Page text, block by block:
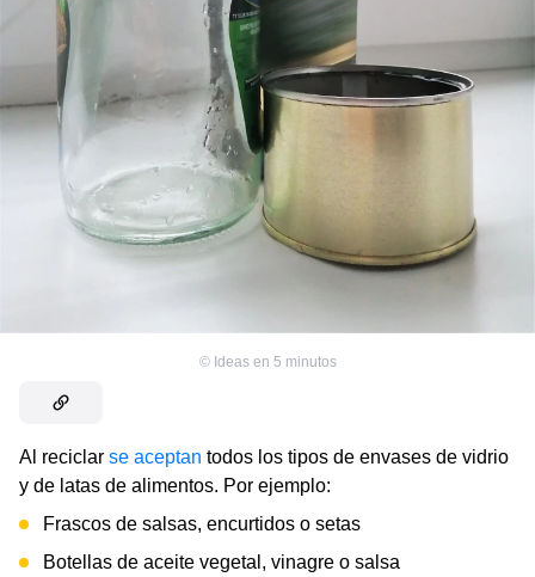
© Ideas en 5 minutos
Al reciclar se aceptan todos los tipos de envases de vidrio
y de latas de alimentos. Por ejemplo:
Frascos de salsas, encurtidos o setas
Botellas de aceite vegetal, vinagre o salsa